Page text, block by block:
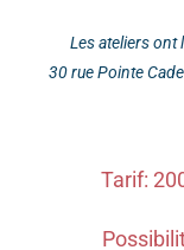
Les ateliers ont
30 rue Pointe
Tarif: